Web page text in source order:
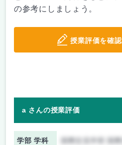
の参考にしましょう。
授業評価を確認
a さんの授業評価
学部 学科